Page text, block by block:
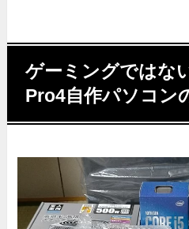
ゲーミングではな
Pro4自作パソコン